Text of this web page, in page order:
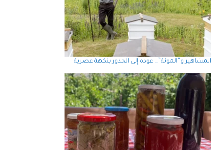
المشاهير و”المونة”… عودة إلى الجذور بنكهة عصرية